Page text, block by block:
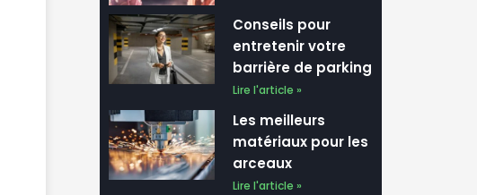
Conseils pour
entretenir votre
barrière de parking
Lire l'article »
Les meilleurs
matériaux pour les
arceaux
Lire l'article »